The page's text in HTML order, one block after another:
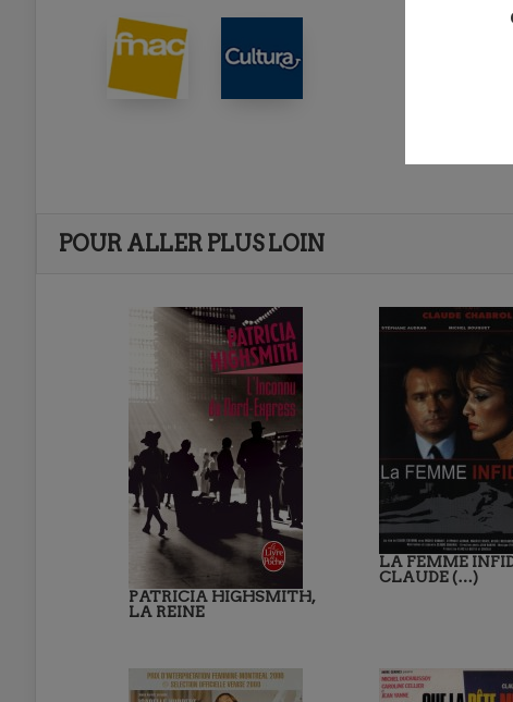
POUR ALLER PLUS LOIN
PATRICIA HIGHSMITH,
LA REINE
LA FEMME
CLAUDE (…)